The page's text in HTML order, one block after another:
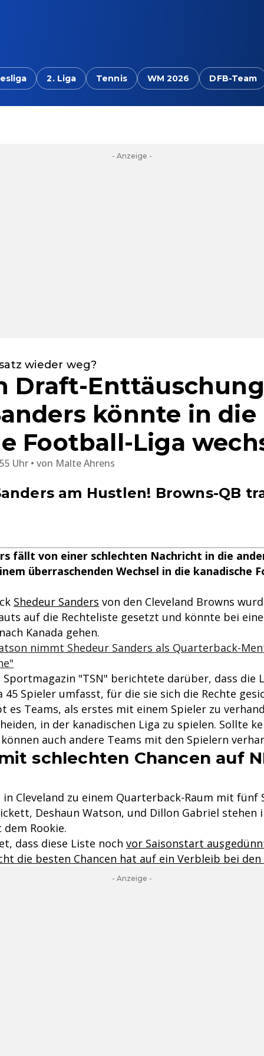
2. Liga Tennis WM 2026 DFB-Team
- Anzeige -
wieder weg?
Draft-
könnte in die
Football-Liga
Uhr von Malte Ahrens
am Hustlen! Browns-QB
fällt von einer schlechten Nachricht in die
überraschenden Wechsel in die kanadische
Shedeur Sanders von den Cleveland Browns
auf die Rechteliste gesetzt und könnte bei
Kanada gehen.
nimmt Shedeur Sanders als Quarterback-
Sportmagazin "TSN" berichtete darüber, dass die
45 Spieler umfasst, für die sie sich die Rechte
es Teams, als erstes mit einem Spieler zu
in der kanadischen Liga zu spielen. Sollte
auch andere Teams mit den Spielern
schlechten Chancen auf
Cleveland zu einem Quarterback-Raum mit fünf
Deshaun Watson, und Dillon Gabriel stehen
Rookie.
dass diese Liste noch vor Saisonstart
die besten Chancen hat auf ein Verbleib bei
- Anzeige -